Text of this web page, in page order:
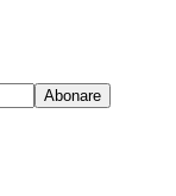
Abonare